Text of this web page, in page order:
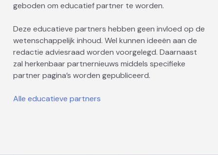
geboden om educatief partner te worden.
Deze educatieve partners hebben geen invloed op de
wetenschappelijk inhoud. Wel kunnen ideeën aan de
redactie adviesraad worden voorgelegd. Daarnaast
zal herkenbaar partnernieuws middels specifieke
partner pagina’s worden gepubliceerd.
Alle educatieve partners